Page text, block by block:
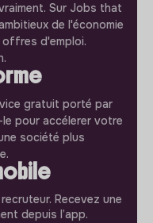
Sur Jobs that
de l'économie
offres d'emploi.
gratuit porté par
pour accélerer votre
société plus
Recevez une
depuis l’app.